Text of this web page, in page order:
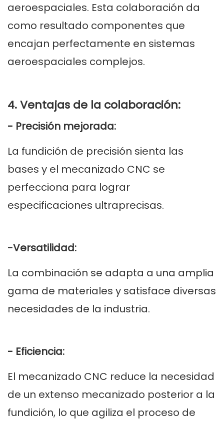
aeroespaciales. Esta colaboración da
como resultado componentes que
encajan perfectamente en sistemas
aeroespaciales complejos.
4. Ventajas de la colaboración:
- Precisión mejorada:
La fundición de precisión sienta las
bases y el mecanizado CNC se
perfecciona para lograr
especificaciones ultraprecisas.
-Versatilidad:
La combinación se adapta a una amplia
gama de materiales y satisface diversas
necesidades de la industria.
- Eficiencia:
El mecanizado CNC reduce la necesidad
de un extenso mecanizado posterior a la
fundición, lo que agiliza el proceso de